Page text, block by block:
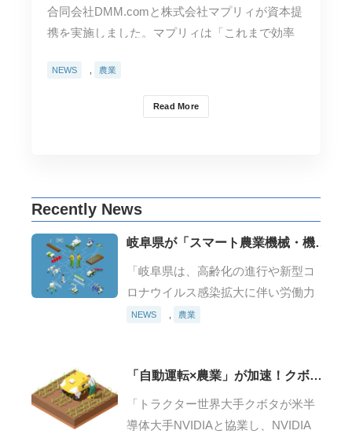
合同会社DMM.comと株式会社マプリィが資本提
携を実施しました。マプリィは「これまで効率
Read More
NEWS 農業
Recently News
岐阜県が「スマート農業機械・機器
「岐阜県は、高齢化の進行や新型コ
ロナウイルス感染拡大に伴い労働力
不足に悩む岐阜県内の農業者を対象
機器貸出事業」を開始した。」（引
用元…
NEWS 農業
「自動運転×農業」が加速！クボタ
「トラクター世界大手クボタが米半
導体大手NVIDIAと協業し、NVIDIA